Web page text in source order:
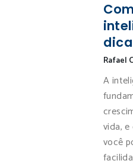
Rafael
A
vida,
você